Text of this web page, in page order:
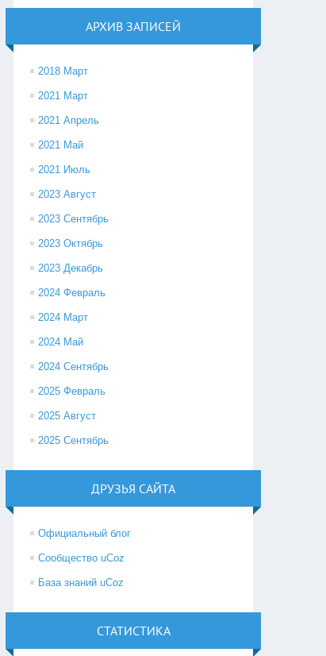
АРХИВ ЗАПИСЕЙ
2018 Март
2021 Март
2021 Апрель
2021 Май
2021 Июль
2023 Август
2023 Сентябрь
2023 Октябрь
2023 Декабрь
2024 Февраль
2024 Март
2024 Май
2024 Сентябрь
2025 Февраль
2025 Август
2025 Сентябрь
ДРУЗЬЯ САЙТА
Официальный блог
Сообщество uCoz
База знаний uCoz
СТАТИСТИКА